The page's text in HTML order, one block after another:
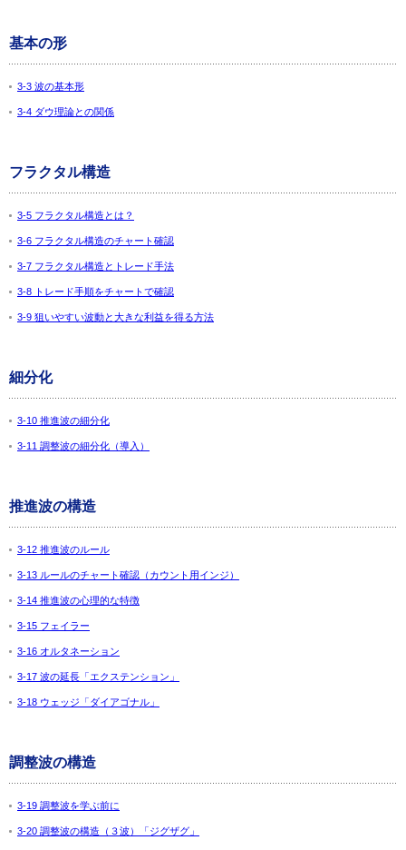
基本の形
3-3 波の基本形
3-4 ダウ理論との関係
フラクタル構造
3-5 フラクタル構造とは？
3-6 フラクタル構造のチャート確認
3-7 フラクタル構造とトレード手法
3-8 トレード手順をチャートで確認
3-9 狙いやすい波動と大きな利益を得る方法
細分化
3-10 推進波の細分化
3-11 調整波の細分化（導入）
推進波の構造
3-12 推進波のルール
3-13 ルールのチャート確認（カウント用インジ）
3-14 推進波の心理的な特徴
3-15 フェイラー
3-16 オルタネーション
3-17 波の延長「エクステンション」
3-18 ウェッジ「ダイアゴナル」
調整波の構造
3-19 調整波を学ぶ前に
3-20 調整波の構造（３波）「ジグザグ」